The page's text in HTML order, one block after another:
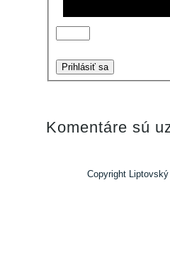
Prihlásiť sa
Komentáre sú
Copyright